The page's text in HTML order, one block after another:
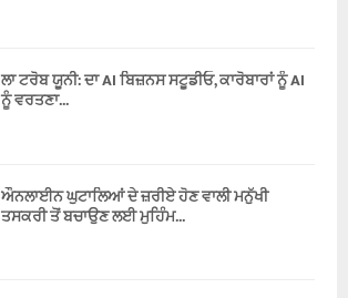
ਲਾ ਟਰੋਬ ਯੂਨੀ: ਦਾ AI ਬਿਜ਼ਨਸ ਸਟੂਡੀਓ, ਕਾਰੋਬਾਰਾਂ ਨੂੰ AI
ਨੂੰ ਵਰਤਣਾ...
ਔਨਲਾਈਨ ਘੁਟਾਲਿਆਂ ਦੇ ਜ਼ਰੀਏ ਹੋਣ ਵਾਲੀ ਮਨੁੱਖੀ
ਤਸਕਰੀ ਤੋਂ ਬਚਾਉਣ ਲਈ ਮੁਹਿੰਮ...